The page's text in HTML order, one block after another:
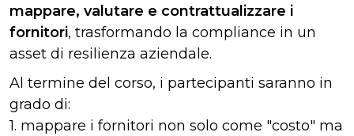
mappare, valutare e contrattualizzare i
fornitori, trasformando la compliance in un
asset di resilienza aziendale.
Al termine del corso, i partecipanti saranno in
grado di:
1. mappare i fornitori non solo come "costo" ma